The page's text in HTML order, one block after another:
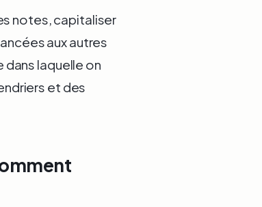
notes, capitaliser
aux autres
laquelle on
et des